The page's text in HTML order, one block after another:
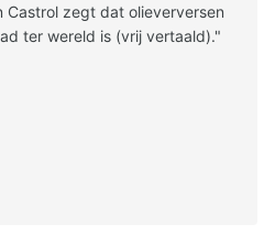
Castrol zegt dat olieverversen
ter wereld is (vrij vertaald)."